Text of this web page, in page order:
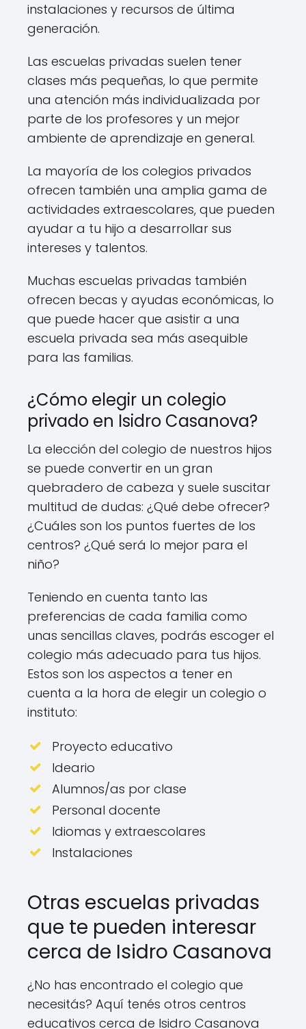
instalaciones y recursos de última
generación.
Las escuelas privadas suelen tener
clases más pequeñas, lo que permite
una atención más individualizada por
parte de los profesores y un mejor
ambiente de aprendizaje en general.
La mayoría de los colegios privados
ofrecen también una amplia gama de
actividades extraescolares, que pueden
ayudar a tu hijo a desarrollar sus
intereses y talentos.
Muchas escuelas privadas también
ofrecen becas y ayudas económicas, lo
que puede hacer que asistir a una
escuela privada sea más asequible
para las familias.
¿Cómo elegir un colegio
privado en Isidro Casanova?
La elección del colegio de nuestros hijos
se puede convertir en un gran
quebradero de cabeza y suele suscitar
multitud de dudas: ¿Qué debe ofrecer?
¿Cuáles son los puntos fuertes de los
centros? ¿Qué será lo mejor para el
niño?
Teniendo en cuenta tanto las
preferencias de cada familia como
unas sencillas claves, podrás escoger el
colegio más adecuado para tus hijos.
Estos son los aspectos a tener en
cuenta a la hora de elegir un colegio o
instituto:
Proyecto educativo
Ideario
Alumnos/as por clase
Personal docente
Idiomas y extraescolares
Instalaciones
Otras escuelas privadas
que te pueden interesar
cerca de Isidro Casanova
¿No has encontrado el colegio que
necesitás? Aquí tenés otros centros
educativos cerca de Isidro Casanova